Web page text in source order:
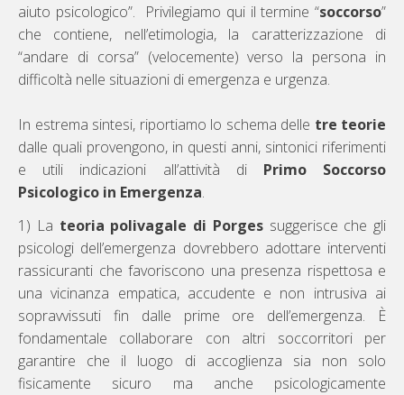
aiuto psicologico”. Privilegiamo qui il termine “soccorso”
che contiene, nell’etimologia, la caratterizzazione di
“andare di corsa” (velocemente) verso la persona in
difficoltà nelle situazioni di emergenza e urgenza.
In estrema sintesi, riportiamo lo schema delle tre teorie
dalle quali provengono, in questi anni, sintonici riferimenti
e utili indicazioni all’attività di Primo Soccorso
Psicologico in Emergenza.
1) La teoria polivagale di Porgessuggerisce che gli
psicologi dell’emergenza dovrebbero adottare interventi
rassicuranti che favoriscono una presenza rispettosa e
una vicinanza empatica, accudente e non intrusiva ai
sopravvissuti fin dalle prime ore dell’emergenza. È
fondamentale collaborare con altri soccorritori per
garantire che il luogo di accoglienza sia non solo
fisicamente sicuro ma anche psicologicamente